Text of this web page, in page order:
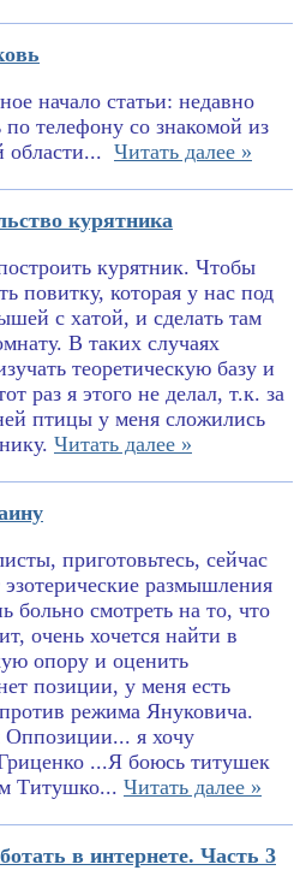
начало статьи: недавно
по телефону со знакомой из
области... Читать далее »
курятника
курятник. Чтобы
повитку, которая у нас под
с хатой, и сделать там
В таких случаях
теоретическую базу и
раз я этого не делал, т.к. за
птицы у меня сложились
Читать далее »
приготовьтесь, сейчас
эзотерические размышления
больно смотреть на то, что
очень хочется найти в
опору и оценить
позиции, у меня есть
режима Януковича.
я хочу
...Я боюсь титушек
Титушко... Читать далее »
в интернете. Часть 3